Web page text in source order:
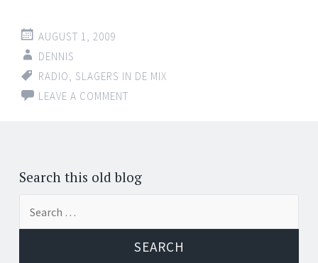
AUGUST 1, 2009
DENNIS
RADIO, SLAGERS IN DE MIX
LEAVE A COMMENT
Posts
navigation
Search this old blog
for: